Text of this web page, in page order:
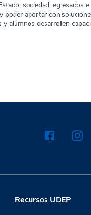
sociedad, egresados
poder aportar con
alumnos desarrollen
Recursos UDEP